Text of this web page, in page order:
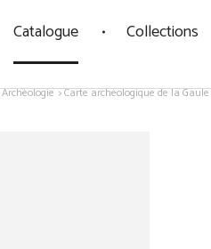
Catalogue Collections
Archéologie Carte archéologique de la Gaule